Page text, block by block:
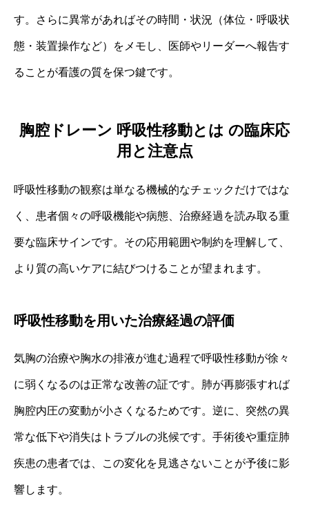
す。さらに異常があればその時間・状況（体位・呼吸状
態・装置操作など）をメモし、医師やリーダーへ報告す
ることが看護の質を保つ鍵です。
胸腔ドレーン 呼吸性移動とは の臨床応
用と注意点
呼吸性移動の観察は単なる機械的なチェックだけではな
く、患者個々の呼吸機能や病態、治療経過を読み取る重
要な臨床サインです。その応用範囲や制約を理解して、
より質の高いケアに結びつけることが望まれます。
呼吸性移動を用いた治療経過の評価
気胸の治療や胸水の排液が進む過程で呼吸性移動が徐々
に弱くなるのは正常な改善の証です。肺が再膨張すれば
胸腔内圧の変動が小さくなるためです。逆に、突然の異
常な低下や消失はトラブルの兆候です。手術後や重症肺
疾患の患者では、この変化を見逃さないことが予後に影
響します。